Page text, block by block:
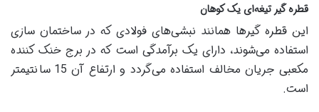
قطره گیر تیغه‌ای یک کوهان
این قطره گیرها همانند نبشی‌های فولادی که در ساختمان سازی
استفاده می‌شوند، دارای یک برآمدگی است که در برج خنک کننده
مکعبی جریان مخالف استفاده می‌گردد و ارتفاع آن 15 سانتیمتر
است.